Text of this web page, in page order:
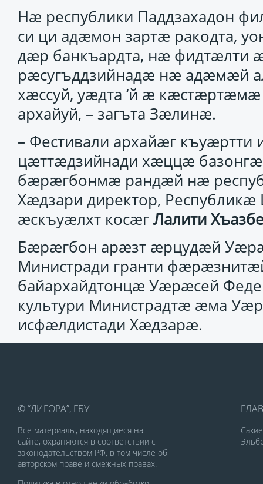
Нæ республики Паддзахадон
си ци адæмон зартæ ракодта,
дæр банкъардта, нæ фидтæлти
рæсугъддзийнадæ нæ адæмæй
хæссуй, уæдта ‘й æ
архайуй, – загъта Зæлинæ.
– Фестивали архайæг
цæттæдзийнади хæццæ
бæрæгбонмæ рандæй нæ
Хæдзари директор,
æскъуæлхт косæгЛалити
Бæрæгбон арæзт æрцудæй
Министради гранти
байархайдтонцæ Уæрæсей
культури Министрадтæ æма
исфæлдистади Хæдзарæ.
© “ДИГОРА”, ГБУ
Все материалы, находящиеся на
сайте, охраняются в соответствии с
законодательством РФ, в том числе об
авторском праве и смежных правах.